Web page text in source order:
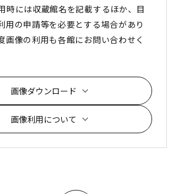
時には収蔵館名を記載するほか、目
用の申請等を必要とする場合があり
画像の利用も各館にお問い合わせく
画像ダウンロード
画像利用について